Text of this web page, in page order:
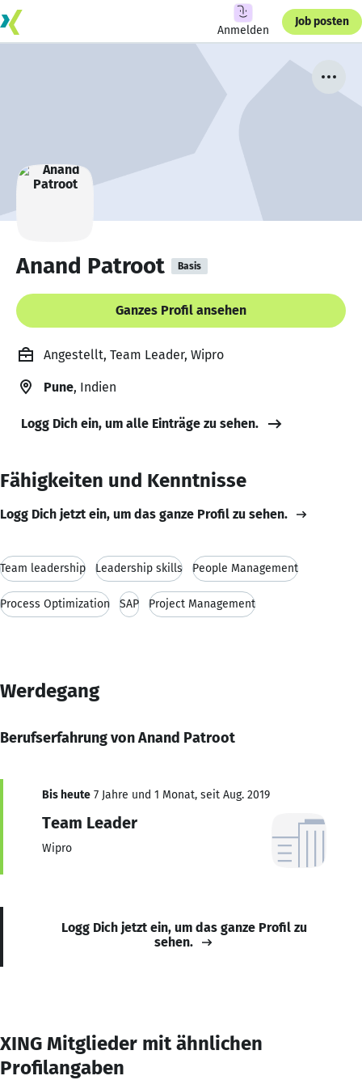
Anmelden
Job posten
Anand Patroot Basis
Ganzes Profil ansehen
Angestellt, Team Leader, Wipro
Pune, Indien
Logg Dich ein, um alle Einträge zu sehen.
Fähigkeiten und Kenntnisse
Logg Dich jetzt ein, um das ganze Profil zu sehen.
Team leadership Leadership skills People Management
Process Optimization SAP Project Management
Werdegang
Berufserfahrung von Anand Patroot
Bis heute 7 Jahre und 1 Monat, seit Aug. 2019
Team Leader
Wipro
Logg Dich jetzt ein, um das ganze Profil zu
sehen.
XING Mitglieder mit ähnlichen
Profilangaben